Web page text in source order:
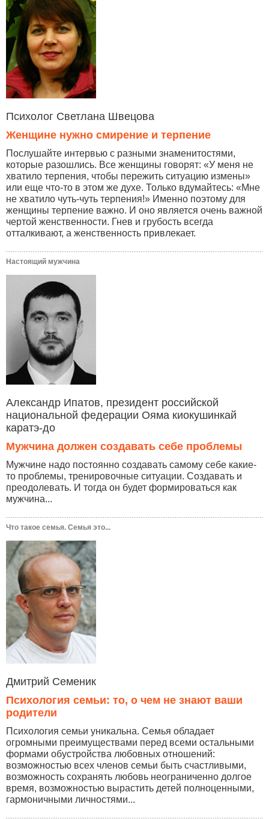
Психолог Светлана Швецова
Женщине нужно смирение и терпение
Послушайте интервью с разными знаменитостями,
которые разошлись. Все женщины говорят: «У меня не
хватило терпения, чтобы пережить ситуацию измены»
или еще что-то в этом же духе. Только вдумайтесь: «Мне
не хватило чуть-чуть терпения!» Именно поэтому для
женщины терпение важно. И оно является очень важной
чертой женственности. Гнев и грубость всегда
отталкивают, а женственность привлекает.
Настоящий мужчина
Александр Ипатов, президент российской
национальной федерации Ояма киокушинкай
каратэ-до
Мужчина должен создавать себе проблемы
Мужчине надо постоянно создавать самому себе какие-
то проблемы, тренировочные ситуации. Создавать и
преодолевать. И тогда он будет формироваться как
мужчина...
Что такое семья. Семья это...
Дмитрий Семеник
Психология семьи: то, о чем не знают ваши
родители
Психология семьи уникальна. Семья обладает
огромными преимуществами перед всеми остальными
формами обустройства любовных отношений:
возможностью всех членов семьи быть счастливыми,
возможность сохранять любовь неограниченно долгое
время, возможностью вырастить детей полноценными,
гармоничными личностями...